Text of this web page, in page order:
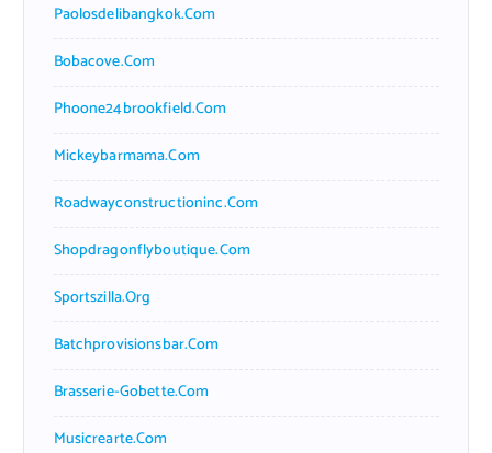
Paolosdelibangkok.com
Bobacove.com
Phoone24brookfield.com
Mickeybarmama.com
Roadwayconstructioninc.com
Shopdragonflyboutique.com
Sportszilla.org
Batchprovisionsbar.com
Brasserie-Gobette.com
Musicrearte.com